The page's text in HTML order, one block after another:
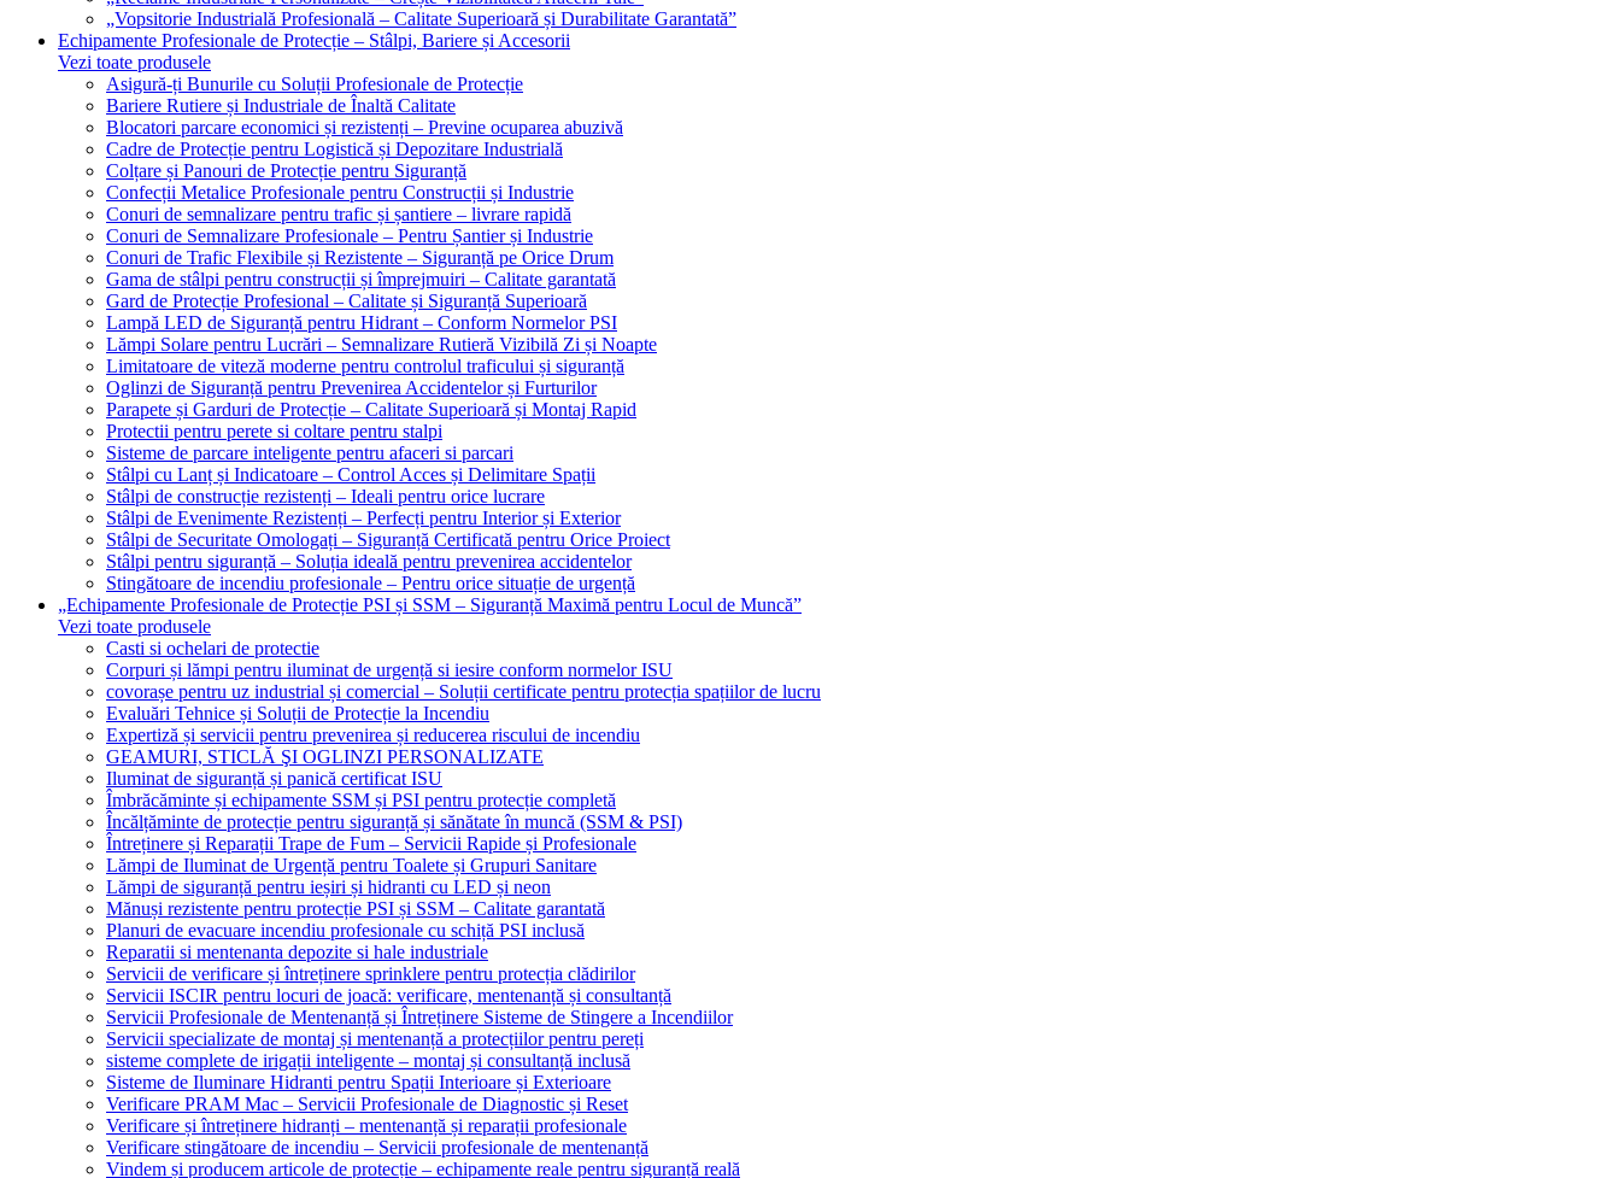
„Vopsitorie Industrială Profesională – Calitate Superioară și Durabilitate Garantată”
Echipamente Profesionale de Protecție – Stâlpi, Bariere și Accesorii
Vezi toate produsele
Asigură-ți Bunurile cu Soluții Profesionale de Protecție
Bariere Rutiere și Industriale de Înaltă Calitate
Blocatori parcare economici și rezistenți – Previne ocuparea abuzivă
Cadre de Protecție pentru Logistică și Depozitare Industrială
Colțare și Panouri de Protecție pentru Siguranță
Confecții Metalice Profesionale pentru Construcții și Industrie
Conuri de semnalizare pentru trafic și șantiere – livrare rapidă
Conuri de Semnalizare Profesionale – Pentru Șantier și Industrie
Conuri de Trafic Flexibile și Rezistente – Siguranță pe Orice Drum
Gama de stâlpi pentru construcții și împrejmuiri – Calitate garantată
Gard de Protecție Profesional – Calitate și Siguranță Superioară
Lampă LED de Siguranță pentru Hidrant – Conform Normelor PSI
Lămpi Solare pentru Lucrări – Semnalizare Rutieră Vizibilă Zi și Noapte
Limitatoare de viteză moderne pentru controlul traficului și siguranță
Oglinzi de Siguranță pentru Prevenirea Accidentelor și Furturilor
Parapete și Garduri de Protecție – Calitate Superioară și Montaj Rapid
Protectii pentru perete si coltare pentru stalpi
Sisteme de parcare inteligente pentru afaceri si parcari
Stâlpi cu Lanț și Indicatoare – Control Acces și Delimitare Spații
Stâlpi de construcție rezistenți – Ideali pentru orice lucrare
Stâlpi de Evenimente Rezistenți – Perfecți pentru Interior și Exterior
Stâlpi de Securitate Omologați – Siguranță Certificată pentru Orice Proiect
Stâlpi pentru siguranță – Soluția ideală pentru prevenirea accidentelor
Stingătoare de incendiu profesionale – Pentru orice situație de urgență
„Echipamente Profesionale de Protecție PSI și SSM – Siguranță Maximă pentru Locul de Muncă”
Vezi toate produsele
Casti si ochelari de protectie
Corpuri și lămpi pentru iluminat de urgență si iesire conform normelor ISU
covorașe pentru uz industrial și comercial – Soluții certificate pentru protecția spațiilor de lucru
Evaluări Tehnice și Soluții de Protecție la Incendiu
Expertiză și servicii pentru prevenirea și reducerea riscului de incendiu
GEAMURI, STICLĂ ŞI OGLINZI PERSONALIZATE
Iluminat de siguranță și panică certificat ISU
Îmbrăcăminte și echipamente SSM și PSI pentru protecție completă
Încălțăminte de protecție pentru siguranță și sănătate în muncă (SSM & PSI)
Întreținere și Reparații Trape de Fum – Servicii Rapide și Profesionale
Lămpi de Iluminat de Urgență pentru Toalete și Grupuri Sanitare
Lămpi de siguranță pentru ieșiri și hidranti cu LED și neon
Mănuși rezistente pentru protecție PSI și SSM – Calitate garantată
Planuri de evacuare incendiu profesionale cu schiță PSI inclusă
Reparatii si mentenanta depozite si hale industriale
Servicii de verificare și întreținere sprinklere pentru protecția clădirilor
Servicii ISCIR pentru locuri de joacă: verificare, mentenanță și consultanță
Servicii Profesionale de Mentenanță și Întreținere Sisteme de Stingere a Incendiilor
Servicii specializate de montaj și mentenanță a protecțiilor pentru pereți
sisteme complete de irigații inteligente – montaj și consultanță inclusă
Sisteme de Iluminare Hidranti pentru Spații Interioare și Exterioare
Verificare PRAM Mac – Servicii Profesionale de Diagnostic și Reset
Verificare și întreținere hidranți – mentenanță și reparații profesionale
Verificare stingătoare de incendiu – Servicii profesionale de mentenanță
Vindem și producem articole de protecție – echipamente reale pentru siguranță reală